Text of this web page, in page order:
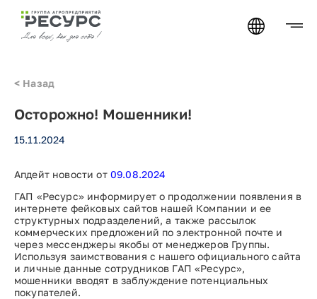
< Назад
Осторожно! Мошенники!
15.11.2024
Апдейт новости от 09.08.2024
ГАП «Ресурс» информирует о продолжении появления в
интернете фейковых сайтов нашей Компании и ее
структурных подразделений, а также рассылок
коммерческих предложений по электронной почте и
через мессенджеры якобы от менеджеров Группы.
Используя заимствования с нашего официального сайта
и личные данные сотрудников ГАП «Ресурс»,
мошенники вводят в заблуждение потенциальных
покупателей.